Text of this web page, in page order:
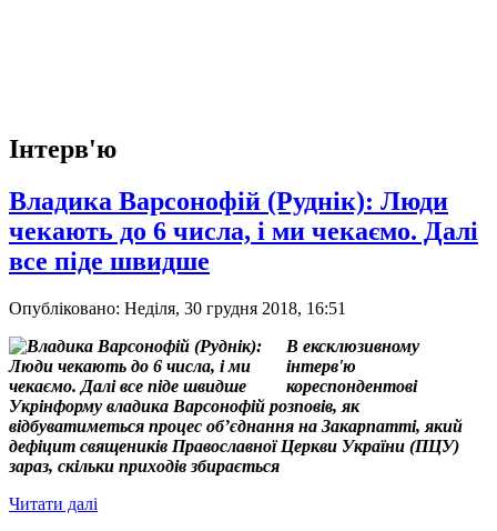
Інтерв'ю
Владика Варсонофій (Руднік): Люди
чекають до 6 числа, і ми чекаємо. Далі
все піде швидше
Опубліковано: Неділя, 30 грудня 2018, 16:51
В ексклюзивному
інтерв'ю
кореспондентові
Укрінформу владика Варсонофій розповів, як
відбуватиметься процес об’єднання на Закарпатті, який
дефіцит священиків Православної Церкви України (ПЦУ)
зараз, скільки приходів збирається
Читати далі